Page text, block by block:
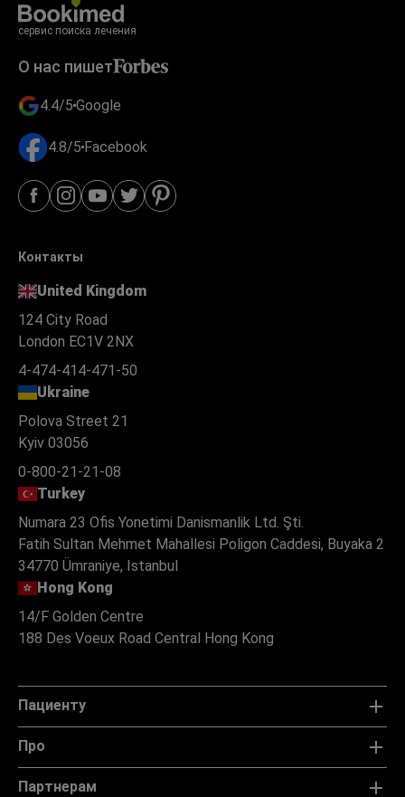
сервис поиска лечения
О нас пишет
4.4/5 Google
4.8/5 Facebook
Контакты
United Kingdom
124 City Road
London EC1V 2NX
4-474-414-471-50
Ukraine
Polova Street 21
Kyiv 03056
0-800-21-21-08
Turkey
Numara 23 Ofis Yonetimi Danismanlik Ltd. Şti.
Fatih Sultan Mehmet Mahallesi Poligon Caddesi, Buyaka 2
34770 Ümraniye, Istanbul
Hong Kong
14/F Golden Centre
188 Des Voeux Road Central Hong Kong
Пациенту
Про
Партнерам